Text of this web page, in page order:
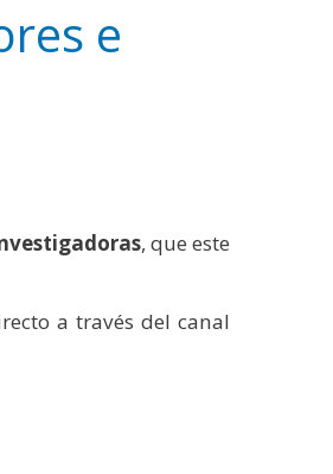
e
, que este
a través del canal